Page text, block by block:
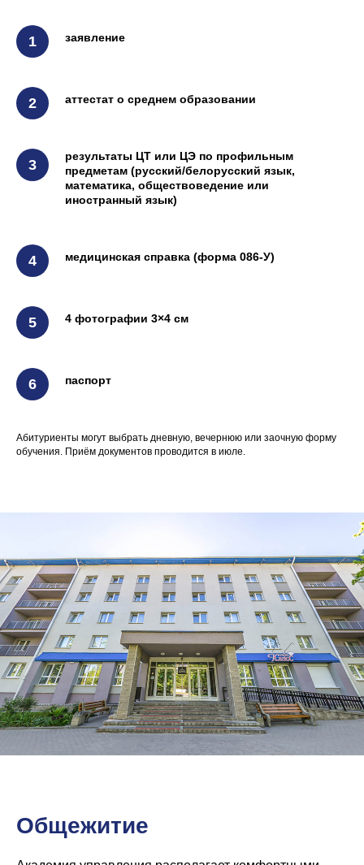
заявление
аттестат о среднем образовании
результаты ЦТ или ЦЭ по профильным
предметам (русский/белорусский язык,
математика, обществоведение или
иностранный язык)
медицинская справка (форма 086-У)
4 фотографии 3×4 см
паспорт
Абитуриенты могут выбрать дневную, вечернюю или заочную форму
обучения. Приём документов проводится в июле.
Общежитие
ЗАПИШИТЕСЬ
НА КУРС
+375 29 101 72 52